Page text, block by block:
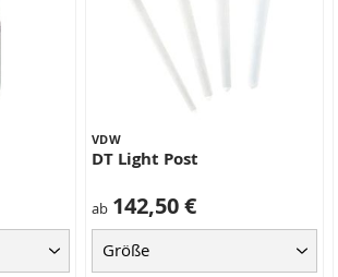
VDW
DT Light Post
ab 142,50 €